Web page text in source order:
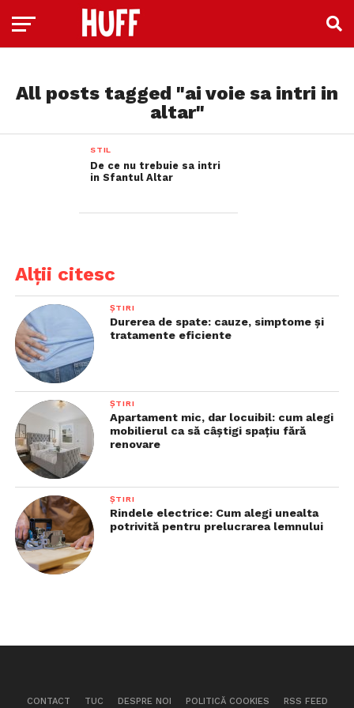
All posts tagged "ai voie sa intri in
altar"
STIL
De ce nu trebuie sa intri
in Sfantul Altar
Alții citesc
ȘTIRI
Durerea de spate: cauze, simptome și
tratamente eficiente
ȘTIRI
Apartament mic, dar locuibil: cum alegi
mobilierul ca să câștigi spațiu fără
renovare
ȘTIRI
Rindele electrice: Cum alegi unealta
potrivită pentru prelucrarea lemnului
CONTACT TUC DESPRE NOI POLITICĂ COOKIES RSS FEED